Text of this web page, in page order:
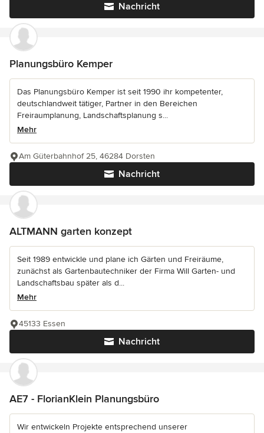
Nachricht
Planungsbüro Kemper
Das Planungsbüro Kemper ist seit 1990 ihr kompetenter,
deutschlandweit tätiger, Partner in den Bereichen
Freiraumplanung, Landschaftsplanung s...
Mehr
Nachricht
Am Güterbahnhof 25, 46284 Dorsten
ALTMANN garten konzept
Seit 1989 entwickle und plane ich Gärten und Freiräume,
zunächst als Gartenbautechniker der Firma Will Garten- und
Landschaftsbau später als d...
Mehr
Nachricht
45133 Essen
AE7 - FlorianKlein Planungsbüro
Wir entwickeln Projekte entsprechend unserer